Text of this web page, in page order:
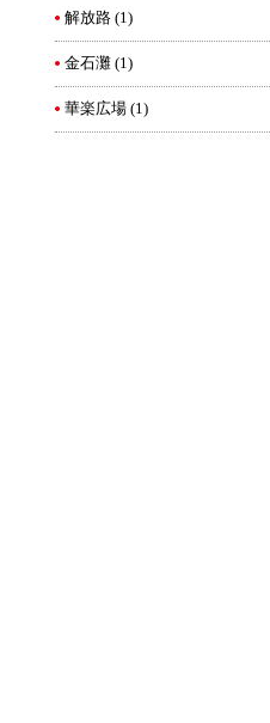
解放路 (1)
金石灘 (1)
華楽広場 (1)